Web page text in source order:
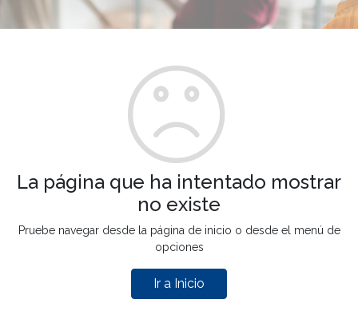
La página que ha intentado mostrar
no existe
Pruebe navegar desde la página de inicio o desde el menú de
opciones
Ir a Inicio